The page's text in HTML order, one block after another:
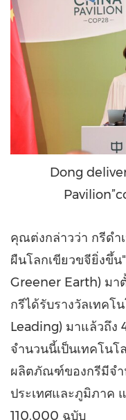
Dong
คุณต่งกล่าวว่า กรีดำ
ผืนโลกเขียวขจียิ่งขึ้
Greener Earth) มา
กรีได้รับรางวัลเทคโ
Leading) มาแล้วถึง
จำนวนนี้เป็นเทคโน
ผลิตภัณฑ์ของกรีมีจำ
ประเทศและภูมิภาค
110,000 ฉบับ